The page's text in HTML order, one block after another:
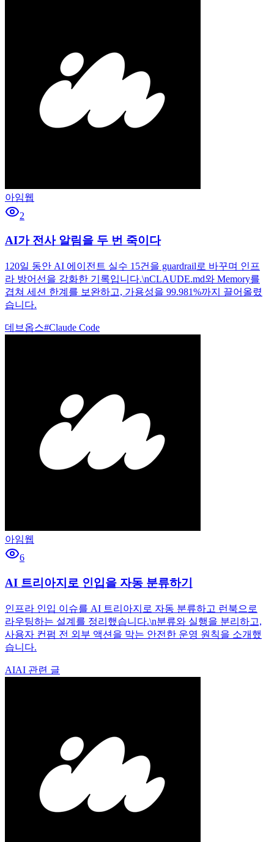
아임웹
2
AI가 전사 알림을 두 번 죽이다
120일 동안 AI 에이전트 실수 15건을 guardrail로 바꾸며 인프
라 방어선을 강화한 기록입니다.\nCLAUDE.md와 Memory를
겹쳐 세션 한계를 보완하고, 가용성을 99.981%까지 끌어올렸
습니다.
데브옵스#Claude Code
아임웹
6
AI 트리아지로 인입을 자동 분류하기
인프라 인입 이슈를 AI 트리아지로 자동 분류하고 런북으로
라우팅하는 설계를 정리했습니다.\n분류와 실행을 분리하고,
사용자 컨펌 전 외부 액션을 막는 안전한 운영 원칙을 소개했
습니다.
AIAI 관련 글